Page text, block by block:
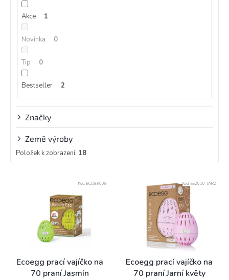
Akce 1
Novinka 0
Tip 0
Bestseller 2
Značky
Země výroby
Položek k zobrazení: 18
Ecoegg prací vajíčko na
70 praní Jasmín
Kód: ECO88608
Ecoegg prací vajíčko na
70 praní Jarní květy
Kód: EE2010_JAR2